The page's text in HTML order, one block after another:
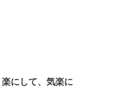
にして、気楽に